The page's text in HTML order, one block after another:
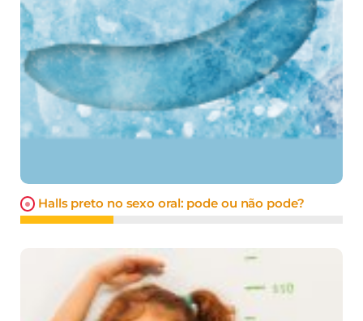
Halls preto no sexo oral: pode ou não pode?